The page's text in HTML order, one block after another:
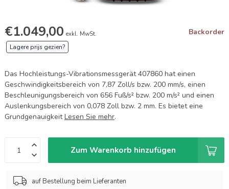
€1.049,00 exkl. MwSt. Backorder
Lagere prijs gezien?
Das Hochleistungs-Vibrationsmessgerät 407860 hat einen
Geschwindigkeitsbereich von 7,87 Zoll/s bzw. 200 mm/s, einen
Beschleunigungsbereich von 656 Fuß/s² bzw. 200 m/s² und einen
Auslenkungsbereich von 0,078 Zoll bzw. 2 mm. Es bietet eine
GrundgenauigkeitLesen Sie mehr.
Zum Warenkorb hinzufügen
auf Bestellung beim Lieferanten